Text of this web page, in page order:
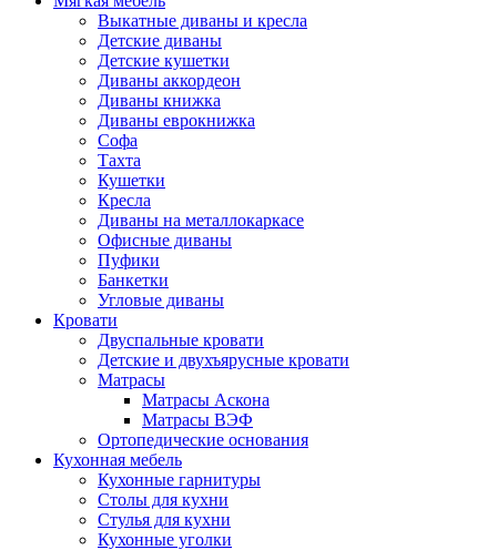
Выкатные диваны и кресла
Детские диваны
Детские кушетки
Диваны аккордеон
Диваны книжка
Диваны еврокнижка
Софа
Тахта
Кушетки
Кресла
Диваны на металлокаркасе
Офисные диваны
Пуфики
Банкетки
Угловые диваны
Кровати
Двуспальные кровати
Детские и двухъярусные кровати
Матрасы
Матрасы Аскона
Матрасы ВЭФ
Ортопедические основания
Кухонная мебель
Кухонные гарнитуры
Столы для кухни
Стулья для кухни
Кухонные уголки